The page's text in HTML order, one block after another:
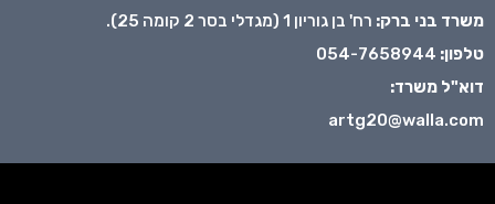
משרד בני ברק: רח' בן גוריון 1 (מגדלי בסר 2 קומה 25).
טלפון: 054-7658944
דוא"ל משרד:
artg20@walla.com